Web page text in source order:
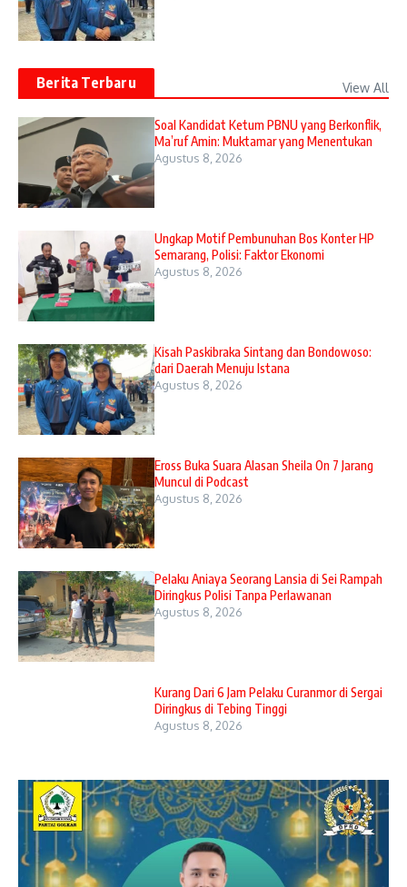
Berita Terbaru View All
Soal Kandidat Ketum PBNU yang Berkonflik,
Ma’ruf Amin: Muktamar yang Menentukan
Agustus 8, 2026
Ungkap Motif Pembunuhan Bos Konter HP
Semarang, Polisi: Faktor Ekonomi
Agustus 8, 2026
Kisah Paskibraka Sintang dan Bondowoso:
dari Daerah Menuju Istana
Agustus 8, 2026
Eross Buka Suara Alasan Sheila On 7 Jarang
Muncul di Podcast
Agustus 8, 2026
Pelaku Aniaya Seorang Lansia di Sei Rampah
Diringkus Polisi Tanpa Perlawanan
Agustus 8, 2026
Kurang Dari 6 Jam Pelaku Curanmor di Sergai
Diringkus di Tebing Tinggi
Agustus 8, 2026